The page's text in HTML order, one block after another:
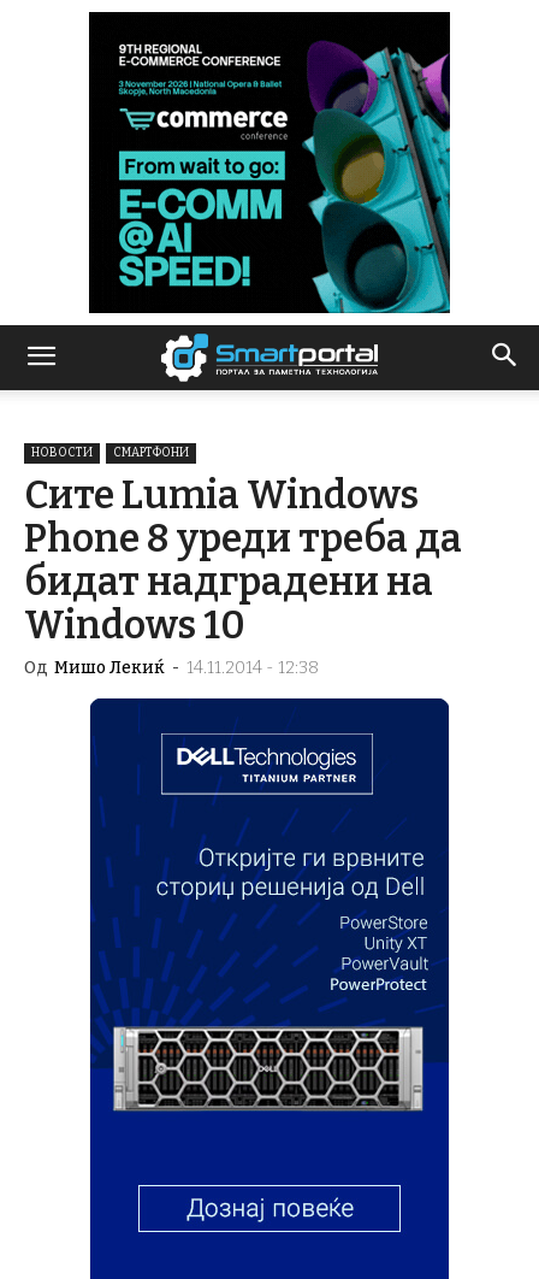
НОВОСТИ СМАРТФОНИ
Сите Lumia Windows
Phone 8 уреди треба да
бидат надградени на
Windows 10
Од Мишо Лекиќ - 14.11.2014 - 12:38